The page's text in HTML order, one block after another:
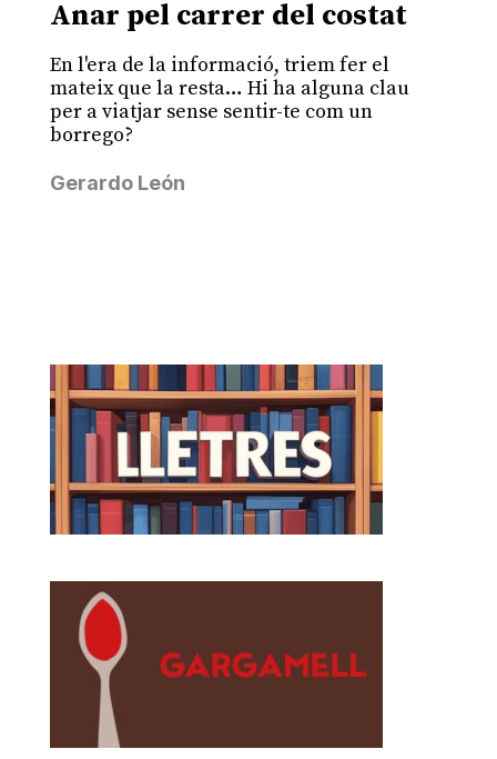
Anar pel carrer del costat
En l'era de la informació, triem fer el
mateix que la resta… Hi ha alguna clau
per a viatjar sense sentir-te com un
borrego?
Gerardo León